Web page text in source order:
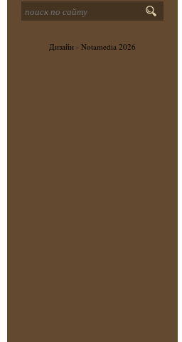
Дизайн - Notamedia 2026